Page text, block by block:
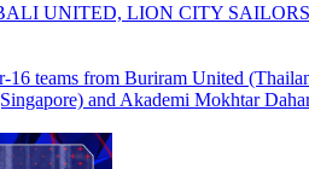
UNITED, LION CITY
teams from Buriram United
and Akademi Mokhtar